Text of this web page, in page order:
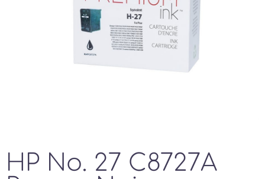
HP No. 27 C8727A